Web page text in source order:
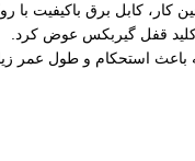
کابل برق باکیفیت
باعث استحکام و طول عمر